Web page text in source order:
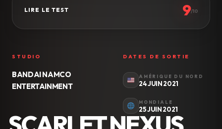
LIRE LE TEST 9/10
STUDIO
BANDAI NAMCO
ENTERTAINMENT
DATES DE SORTIE
AMÉRIQUE DU NORD
24 JUIN 2021
MONDIALE
25 JUIN 2021